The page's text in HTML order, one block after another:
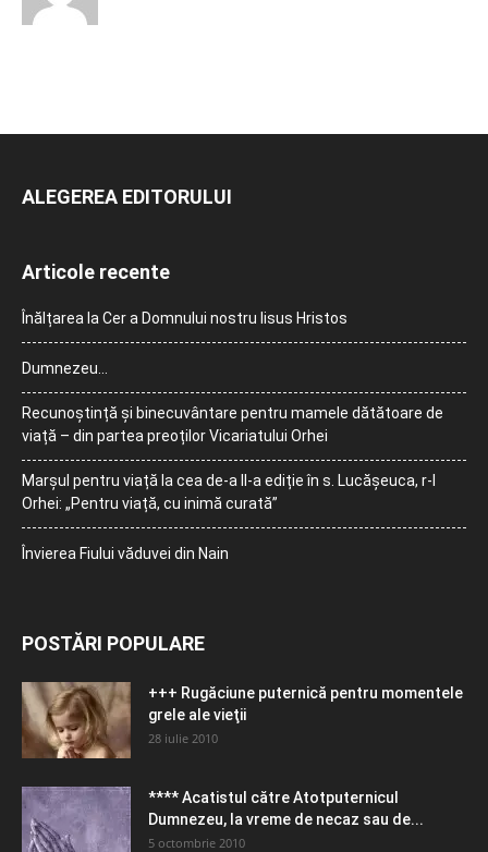
ALEGEREA EDITORULUI
Articole recente
Înălțarea la Cer a Domnului nostru Iisus Hristos
Dumnezeu…
Recunoștință și binecuvântare pentru mamele dătătoare de
viață – din partea preoților Vicariatului Orhei
Marșul pentru viață la cea de-a II-a ediție în s. Lucășeuca, r-l
Orhei: „Pentru viață, cu inimă curată”
Învierea Fiului văduvei din Nain
POSTĂRI POPULARE
+++ Rugăciune puternică pentru momentele
grele ale vieţii
28 iulie 2010
**** Acatistul către Atotputernicul
Dumnezeu, la vreme de necaz sau de...
5 octombrie 2010